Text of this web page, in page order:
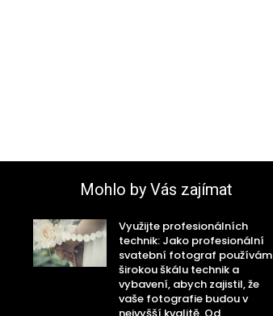
Mohlo by Vás zajímat
Využijte profesionálních
technik: Jako profesionální
svatební fotograf používám
širokou škálu technik a
vybavení, abych zajistil, že
vaše fotografie budou v